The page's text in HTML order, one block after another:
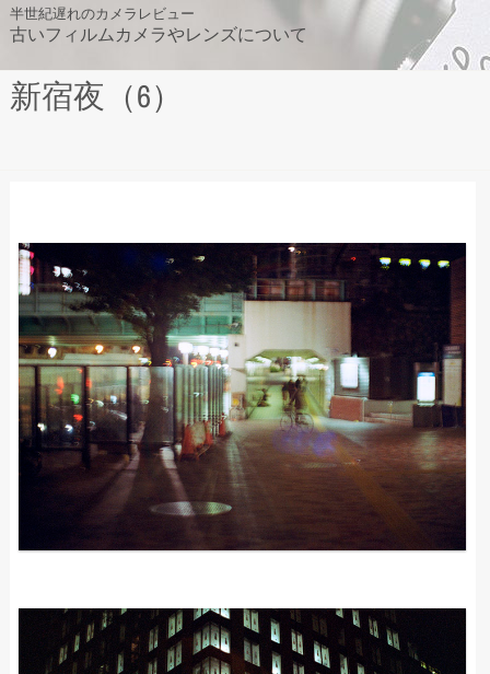
Skip
to
content
半世紀遅れのカメラレビュー
古いフィルムカメラやレンズについて
新宿夜（6）